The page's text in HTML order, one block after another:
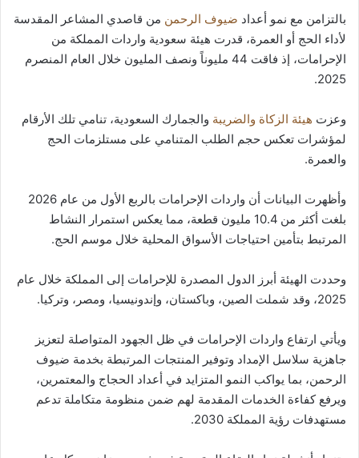
بالتزامن مع نمو أعداد ضيوف الرحمن من قاصدي المشاعر المقدسة
لأداء الحج أو العمرة، قدرت هيئة سعودية واردات المملكة من
الإحرامات، إذ فاقت 44 مليوناً ونصف المليون خلال العام المنصرم
2025.
وعزت هيئة الزكاة والضريبة والجمارك السعودية، تنامي تلك الأرقام
لمؤشرات تعكس حجم الطلب المتنامي على مستلزمات الحج
والعمرة.
وأظهرت البيانات أن واردات الإحرامات بالربع الأول من عام 2026
بلغت أكثر من 10.4 مليون قطعة، مما يعكس استمرار النشاط
المرتبط بتأمين احتياجات الأسواق المحلية خلال موسم الحج.
وحددت الهيئة أبرز الدول المصدرة للإحرامات إلى المملكة خلال عام
2025، وقد شملت الصين، وباكستان، وإندونيسيا، ومصر، وتركيا.
ويأتي ارتفاع واردات الإحرامات في ظل الجهود المتواصلة لتعزيز
جاهزية سلاسل الإمداد وتوفير المنتجات المرتبطة بخدمة ضيوف
الرحمن، بما يواكب النمو المتزايد في أعداد الحجاج والمعتمرين،
ويرفع كفاءة الخدمات المقدمة لهم ضمن منظومة متكاملة تدعم
مستهدفات رؤية المملكة 2030.